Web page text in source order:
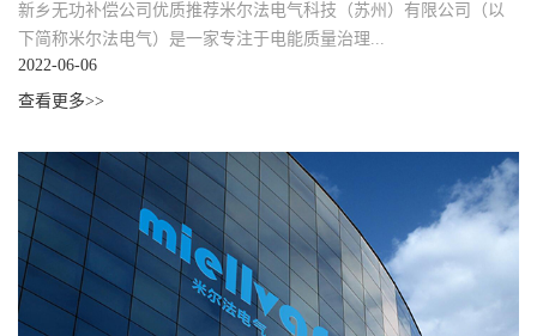
新乡无功补偿公司优质推荐米尔法电气科技（苏州）有限公司（以
下简称米尔法电气）是一家专注于电能质量治理...
2022-06-06
查看更多>>